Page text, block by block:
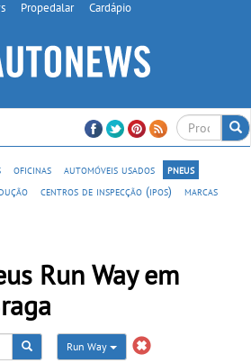
Propedalar Cardápio
oficinas automóveis usados
pneus
centros de inspecção (ipos)
marcas
Run Way em
Run Way